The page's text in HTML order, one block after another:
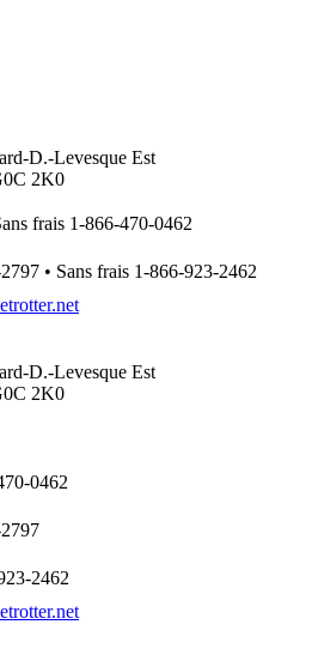
D.-Levesque Est
2K0
frais 1-866-470-0462
• Sans frais 1-866-923-2462
D.-Levesque Est
2K0
0462
2462